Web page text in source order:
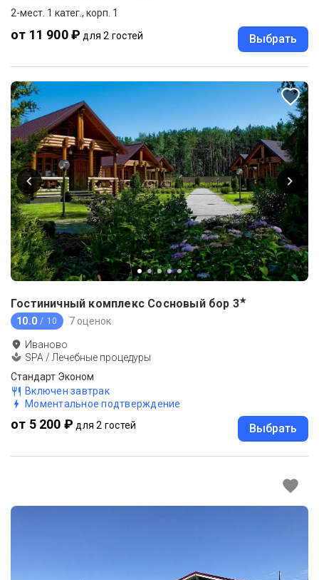
2-мест. 1 катег., корп. 1
от 11 900 ₽ для 2 гостей Выбрать
Гостиничный комплекс Сосновый бор 3★
10.0 / 10 7 оценок
Иваново
SPA / Лечебные процедуры
Стандарт Эконом
Включен завтрак
Моментальное подтверждение
от 5 200 ₽ для 2 гостей Выбрать